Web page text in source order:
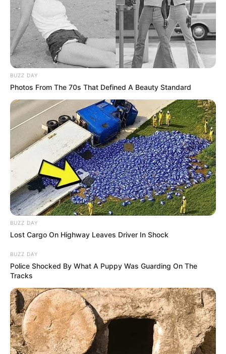
l’occasion de leur anniversaire de mariage.Zoé
s’en rend compte avec Jules et Ayacar elle a
mis une caméra dans les couloirs.Nebout est
en face de la chambre de Wolf.
Les Nebout ont prévu 3 jours de détente à l’hôtel
BUZZ DAY
Photos From The 70s That Defined A Beauty Standard
BUZZ DAY
Lost Cargo On Highway Leaves Driver In Shock
BUZZ DAY
Police Shocked By What A Puppy Was Guarding On The
Tracks